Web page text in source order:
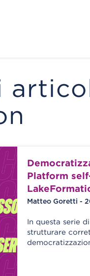
Platform
Matteo Goretti -
In questa serie
strutturare